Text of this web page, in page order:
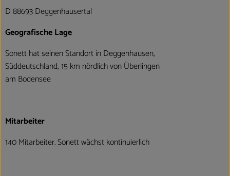
D 88693 Deggenhausertal
Geografische Lage
Sonett hat seinen Standort in Deggenhausen,
Süddeutschland, 15 km nördlich von Überlingen
am Bodensee
Mitarbeiter
140 Mitarbeiter. Sonett wächst kontinuierlich